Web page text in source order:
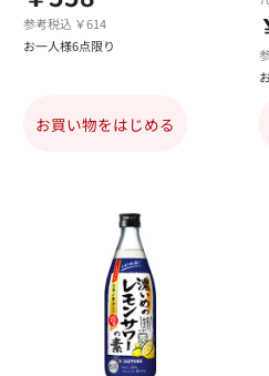
参考税込 ￥614
お一人様6点限り
お買い物をはじめる